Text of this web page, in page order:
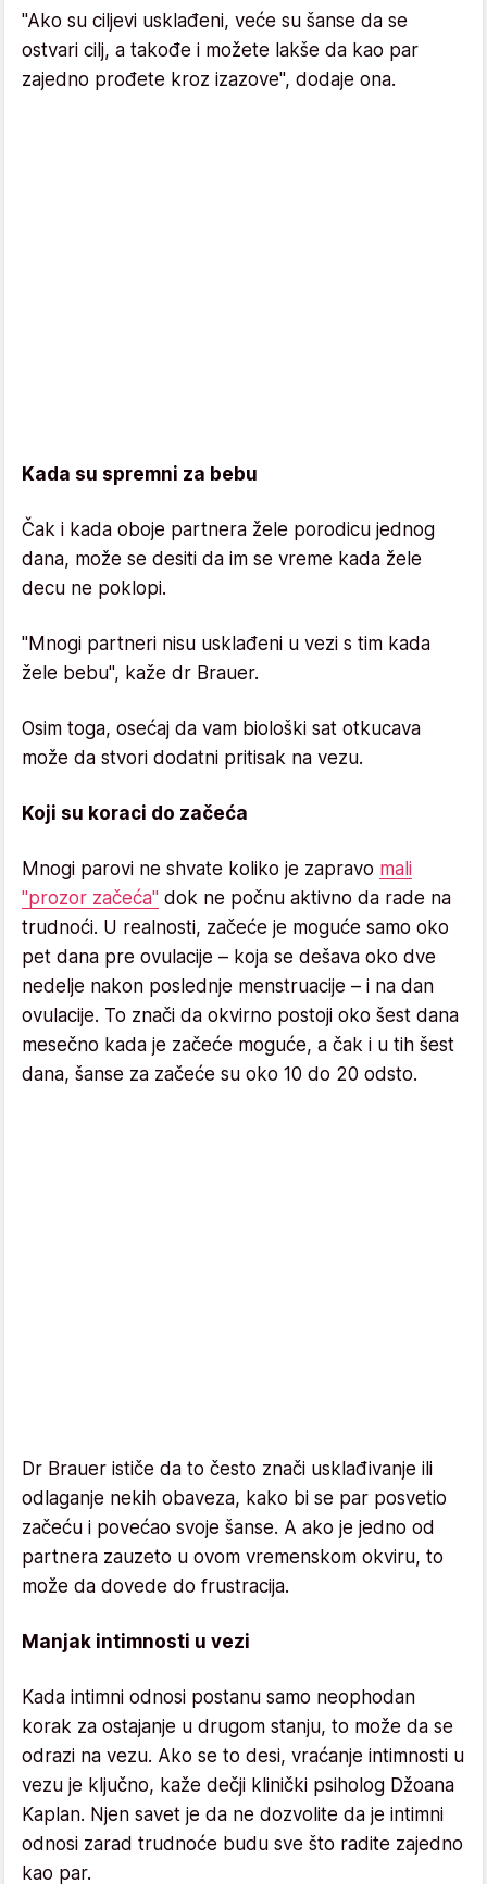
"Ako su ciljevi usklađeni, veće su šanse da se
ostvari cilj, a takođe i možete lakše da kao par
zajedno prođete kroz izazove", dodaje ona.
Kada su spremni za bebu
Čak i kada oboje partnera žele porodicu jednog
dana, može se desiti da im se vreme kada žele
decu ne poklopi.
"Mnogi partneri nisu usklađeni u vezi s tim kada
žele bebu", kaže dr Brauer.
Osim toga, osećaj da vam biološki sat otkucava
može da stvori dodatni pritisak na vezu.
Koji su koraci do začeća
Mnogi parovi ne shvate koliko je zapravo mali
"prozor začeća" dok ne počnu aktivno da rade na
trudnoći. U realnosti, začeće je moguće samo oko
pet dana pre ovulacije – koja se dešava oko dve
nedelje nakon poslednje menstruacije – i na dan
ovulacije. To znači da okvirno postoji oko šest dana
mesečno kada je začeće moguće, a čak i u tih šest
dana, šanse za začeće su oko 10 do 20 odsto.
Dr Brauer ističe da to često znači usklađivanje ili
odlaganje nekih obaveza, kako bi se par posvetio
začeću i povećao svoje šanse. A ako je jedno od
partnera zauzeto u ovom vremenskom okviru, to
može da dovede do frustracija.
Manjak intimnosti u vezi
Kada intimni odnosi postanu samo neophodan
korak za ostajanje u drugom stanju, to može da se
odrazi na vezu. Ako se to desi, vraćanje intimnosti u
vezu je ključno, kaže dečji klinički psiholog Džoana
Kaplan. Njen savet je da ne dozvolite da je intimni
odnosi zarad trudnoće budu sve što radite zajedno
kao par.